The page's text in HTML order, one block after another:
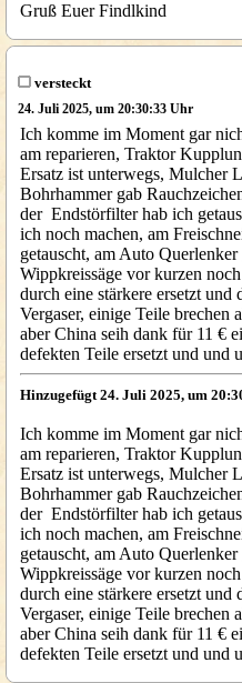
Gruß Euer Findlkind
versteckt
24. Juli 2025, um 20:30:33 Uhr
Ich komme im Moment gar
am reparieren, Traktor
Ersatz ist unterwegs, Mulcher
Bohrhammer gab
der Endstörfilter hab ich
ich noch machen, am
getauscht, am Auto
Wippkreissäge vor kurzen
durch eine stärkere ersetzt
Vergaser, einige Teile brechen
aber China seih dank für 11 €
defekten Teile ersetzt und und
Hinzugefügt 24. Juli 2025, um
Ich komme im Moment gar
am reparieren, Traktor
Ersatz ist unterwegs, Mulcher
Bohrhammer gab
der Endstörfilter hab ich
ich noch machen, am
getauscht, am Auto
Wippkreissäge vor kurzen
durch eine stärkere ersetzt
Vergaser, einige Teile brechen
aber China seih dank für 11 €
defekten Teile ersetzt und und